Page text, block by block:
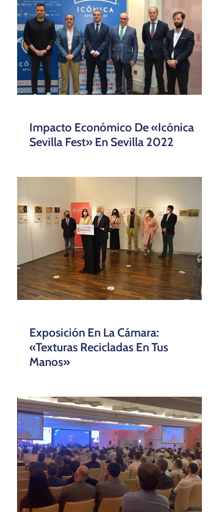
Impacto Económico De «Icónica
Sevilla Fest» En Sevilla 2022
Exposición En La Cámara:
«Texturas Recicladas En Tus
Manos»